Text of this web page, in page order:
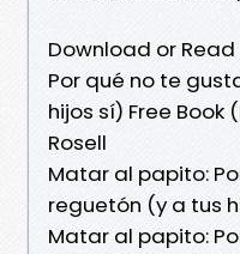
Download or
Por qué no te
hijos sí) Free Book
Rosell
Matar al papito:
reguetón (y a tus
Matar al papito: